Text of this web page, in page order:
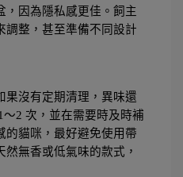
，因為隱私感更佳。飼主
調整，甚至準備不同設計
果沒有定期清理，異味還
2 次，並在需要時及時補
的貓咪，最好避免使用帶
無香或低氣味的款式，